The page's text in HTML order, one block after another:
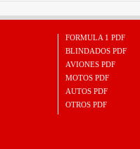
FORMULA 1 PDF
BLINDADOS PDF
AVIONES PDF
MOTOS PDF
AUTOS PDF
OTROS PDF